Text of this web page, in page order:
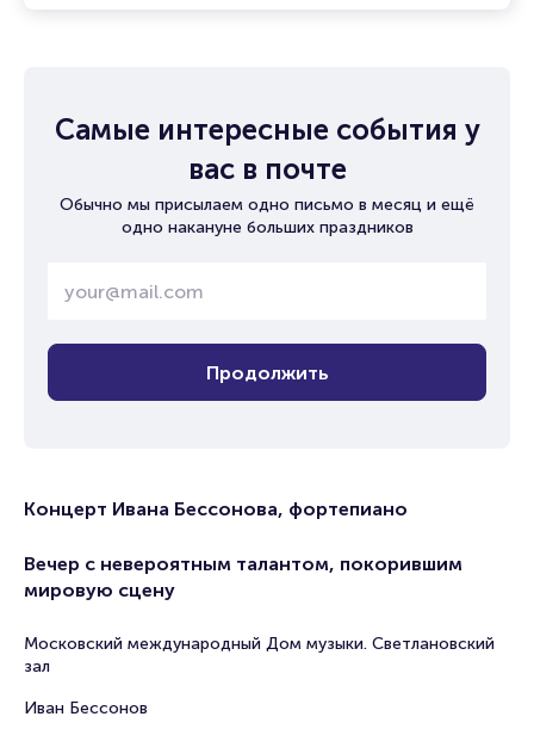
Самые интересные события у
вас в почте
Обычно мы присылаем одно письмо в месяц и ещё
одно накануне больших праздников
Продолжить
Концерт Ивана Бессонова, фортепиано
Вечер с невероятным талантом, покорившим
мировую сцену
Московский международный Дом музыки. Светлановский
зал
Иван Бессонов